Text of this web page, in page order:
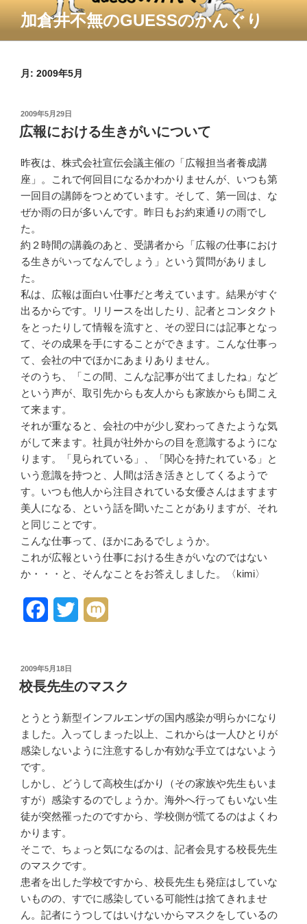
テ
加倉井不無のGUESSのかんぐり
月: 2009年5月
投
稿
日:
2009年5月29日
広報における生きがいについて
昨夜は、株式会社宣伝会議主催の 「広報担当者養成講
座」。これで何回目になるかわかりませんが 、いつも第
一回目の講師をつとめています。そして、第一回は、な
ぜか雨の日が多いんです。昨日もお約束通 りの雨でし
た。
約２時間の講義のあと、受講者から「広報の仕事におけ
る生きがいってなんでしょう」という質問がありまし
た。
私は、広報は面白い仕事だと考え ています。結果がすぐ
出るからです。リリースを出したり、記者と コンタクト
をとったりして情報を流すと、その翌日には記事となっ
て、その成果を手にすることができます。こんな仕事っ
て、会社の中でほかにあまりありません。
そのうち、「この間、こんな記事が出てましたね」など
という声が 、取引先からも友人からも家族からも聞こえ
て来ます。
それが重なると、会社の中が少し変わってきたような気
がして来ます。社員が社外からの目を意識するようにな
ります。「見られている」、「関心を持たれている」と
いう意識を持つと、人間は活き活きとしてくるようで
す。いつも他人から注目されている女優さんは ますます
美人になる、という話を聞いたことがありますが、それ
と 同じことです。
こんな仕事って、ほかにあるでし ょうか。
これが広報という仕事における生きがいなのではない
か・・・と、 そんなことをお答えしました。〈kimi〉
e
o
o
t
e
r
i
投
稿
日:
2009年5月18日
校長先生のマスク
とうとう新型インフルエンザの国内感染が明らかになり
ました。入 ってしまった以上、これからは一 人ひとりが
感染しないように注意するしか有効な手立てはないよう
です。
しかし、どうして高校生ばかり（その家族や先生もいま
すが）感染するのでしょうか。海外へ行ってもいない生
徒が突然罹ったのですから、学校側が慌てるのはよくわ
かります。
そこで、ちょっと気になるのは、 記者会見する校長先生
のマスクです。
患者を出した学校ですから、校長先生も発症はしていな
いものの、 すでに感染している可能性は捨て きれませ
ん。記者にうつしてはいけないからマスクをしているの